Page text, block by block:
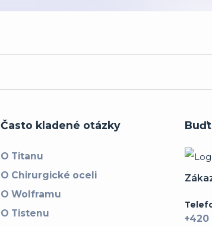
Často kladené otázky
O Titanu
O Chirurgické oceli
O Wolframu
O Tistenu
+420